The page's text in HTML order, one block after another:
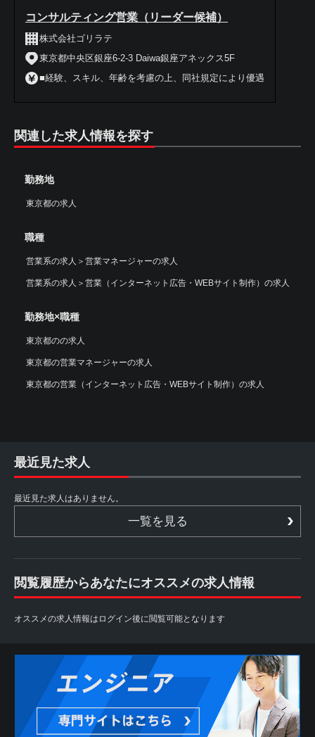
コンサルティング営業（リーダー候補）
株式会社ゴリラテ
東京都中央区銀座6-2-3 Daiwa銀座アネックス5F
■経験、スキル、年齢を考慮の上、同社規定により優遇
関連した求人情報を探す
勤務地
東京都の求人
職種
営業系の求人 ＞ 営業マネージャーの求人
営業系の求人 ＞ 営業（インターネット広告・WEBサイト制作）の求人
勤務地×職種
東京都のの求人
東京都の営業マネージャーの求人
東京都の営業（インターネット広告・WEBサイト制作）の求人
最近見た求人
最近見た求人はありません。
一覧を見る
閲覧履歴からあなたにオススメの求人情報
オススメの求人情報はログイン後に閲覧可能となります